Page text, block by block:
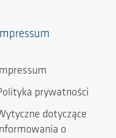
prywatności
dotyczące
o